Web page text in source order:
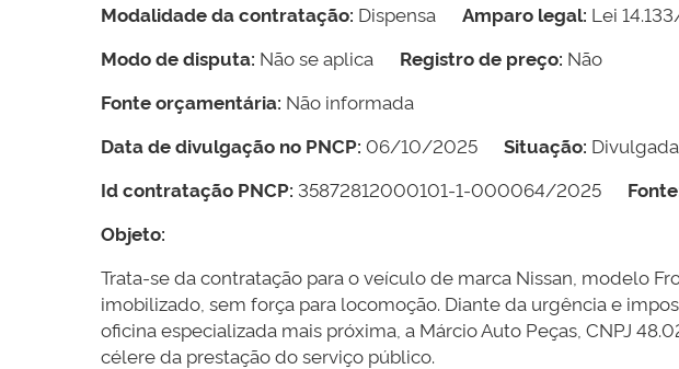
Modalidade da contratação: Dispensa Amparo legal: Lei
Modo de disputa: Não se aplica Registro de preço: Não
Fonte orçamentária: Não informada
Data de divulgação no PNCP: 06/10/2025 Situação:
Id contratação PNCP: 35872812000101-1-000064/2025
Objeto:
Trata-se da contratação para o veículo de marca Nissan, modelo
imobilizado, sem força para locomoção. Diante da urgência e
oficina especializada mais próxima, a Márcio Auto Peças, CNPJ
célere da prestação do serviço público.